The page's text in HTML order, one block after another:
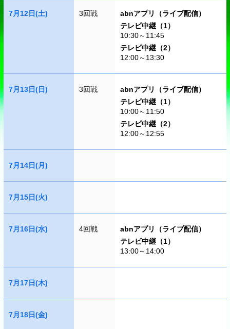
7月12日(土) 3回戦
abnアプリ（ライブ配信）
テレビ中継（1）
10:30～11:45
テレビ中継（2）
12:00～13:30
7月13日(日) 3回戦
abnアプリ（ライブ配信）
テレビ中継（1）
10:00～11:50
テレビ中継（2）
12:00～12:55
7月14日(月)
7月15日(火)
7月16日(水) 4回戦
abnアプリ（ライブ配信）
テレビ中継（1）
13:00～14:00
7月17日(木)
7月18日(金)